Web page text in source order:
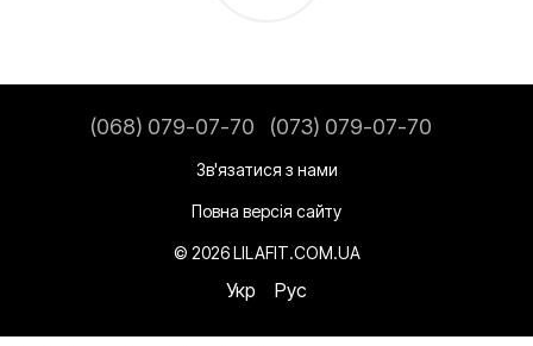
(068) 079-07-70 (073) 079-07-70
Зв'язатися з нами
Повна версія сайту
© 2026 LILAFIT.COM.UA
Укр Рус